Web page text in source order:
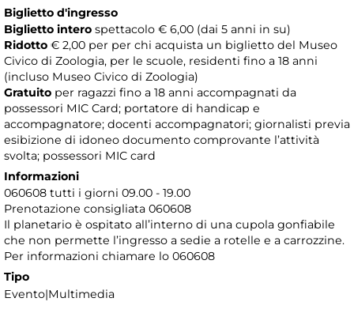
Biglietto d'ingresso
Biglietto intero spettacolo € 6,00 (dai 5 anni in su)
Ridotto € 2,00 per per chi acquista un biglietto del Museo
Civico di Zoologia, per le scuole, residenti fino a 18 anni
(incluso Museo Civico di Zoologia)
Gratuito per ragazzi fino a 18 anni accompagnati da
possessori MIC Card; portatore di handicap e
accompagnatore; docenti accompagnatori; giornalisti previa
esibizione di idoneo documento comprovante l’attività
svolta; possessori MIC card
Informazioni
060608 tutti i giorni 09.00 - 19.00
Prenotazione consigliata 060608
​Il planetario è ospitato all’interno di una cupola gonfiabile
che non permette l’ingresso a sedie a rotelle e a carrozzine.
Per informazioni chiamare lo 060608
Tipo
Evento|Multimedia